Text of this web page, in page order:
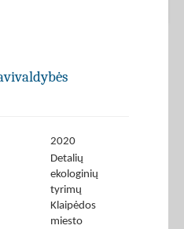
2020
Detalių
ekologinių
tyrimų
Klaipėdos
miesto